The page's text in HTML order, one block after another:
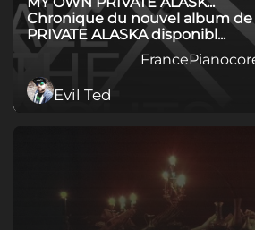
Chronique du nouvel album de
PRIVATE ALASKA disponibl...
France
Evil Ted